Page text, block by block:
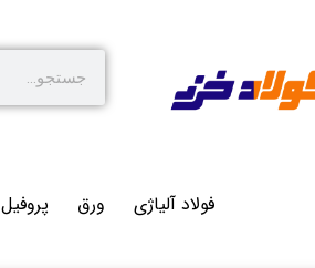
فولاد آلیاژی ورق پروفیل